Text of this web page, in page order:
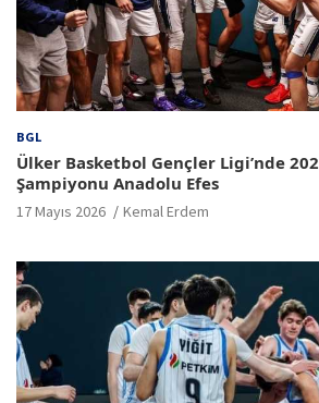
BGL
Ülker Basketbol Gençler Ligi’nde
Şampiyonu Anadolu Efes
17 Mayıs 2026 Kemal Erdem